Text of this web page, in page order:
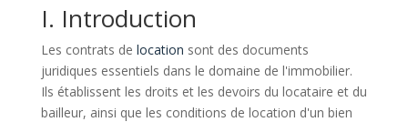
I. Introduction
Les contrats de location sont des documents
juridiques essentiels dans le domaine de l'immobilier.
Ils établissent les droits et les devoirs du locataire et du
bailleur, ainsi que les conditions de location d'un bien